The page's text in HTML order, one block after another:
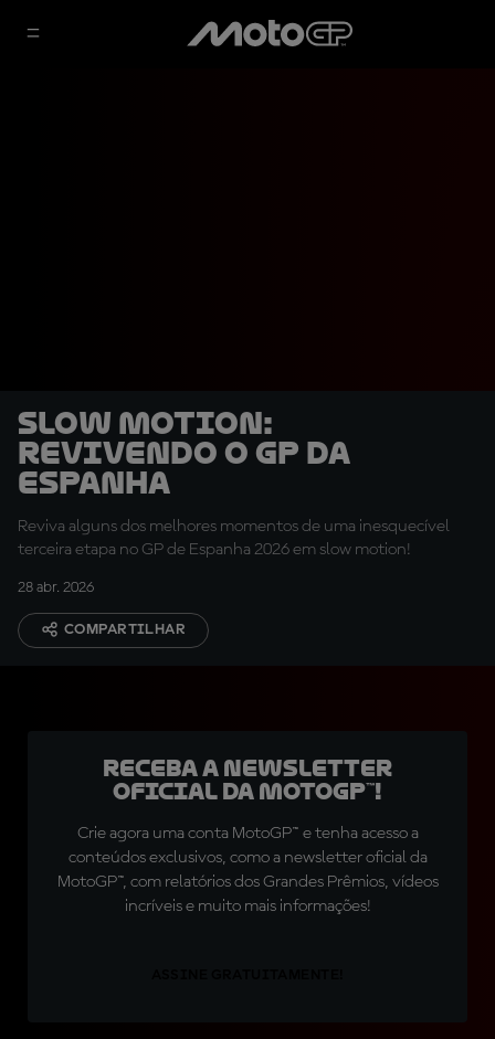
SLOW MOTION:
Revivendo o GP da
Espanha
Reviva alguns dos melhores momentos de uma inesquecível
terceira etapa no GP de Espanha 2026 em slow motion!
28 abr. 2026
COMPARTILHAR
Receba a newsletter
oficial da MotoGP™!
Crie agora uma conta MotoGP™ e tenha acesso a
conteúdos exclusivos, como a newsletter oficial da
MotoGP™, com relatórios dos Grandes Prêmios, vídeos
incríveis e muito mais informações!